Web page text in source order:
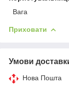
Вага
Приховати
Умови
Нова Пошта